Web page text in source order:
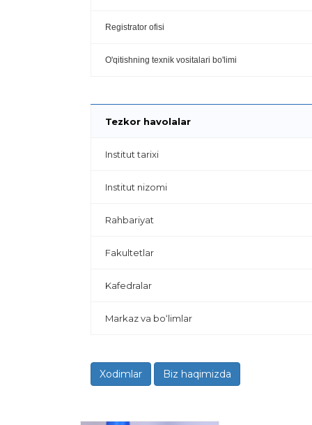
Registrator ofisi
O'qitishning texnik vositalari bo'limi
Tezkor havolalar
Institut tarixi
Institut nizomi
Rahbariyat
Fakultetlar
Kafedralar
Markaz va bo‘limlar
Xodimlar Biz haqimizda